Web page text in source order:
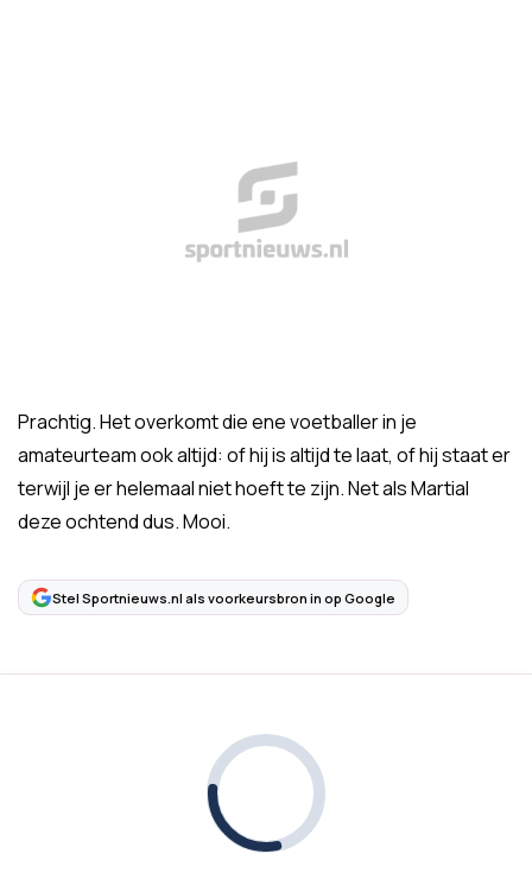
Prachtig. Het overkomt die ene voetballer in je
amateurteam ook altijd: of hij is altijd te laat, of hij staat er
terwijl je er helemaal niet hoeft te zijn. Net als Martial
deze ochtend dus. Mooi.
Stel Sportnieuws.nl als voorkeursbron in op Google